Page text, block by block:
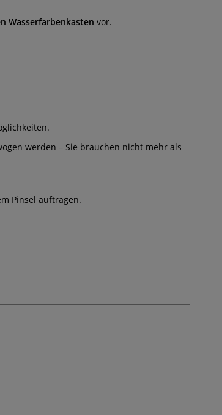
Wasserfarbenkasten vor.
werden – Sie brauchen nicht mehr als
Pinsel auftragen.